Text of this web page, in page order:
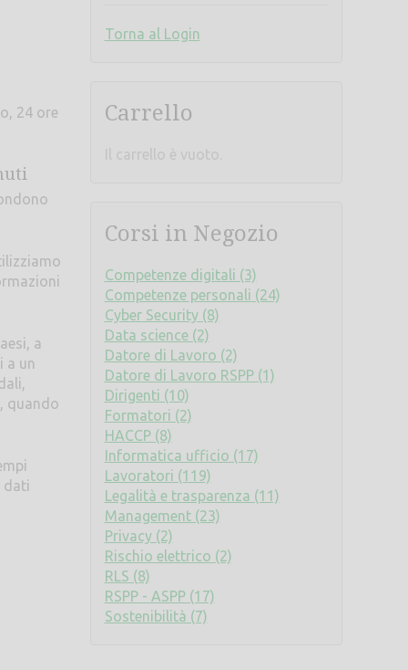
24 ore
a
a un
quando
dati
Torna al Login
Carrello
Il carrello è vuoto.
Corsi in Negozio
Competenze digitali (3)
Competenze personali (24)
Cyber Security (8)
Data science (2)
Datore di Lavoro (2)
Datore di Lavoro RSPP (1)
Dirigenti (10)
Formatori (2)
HACCP (8)
Informatica ufficio (17)
Lavoratori (119)
Legalità e trasparenza (11)
Management (23)
Privacy (2)
Rischio elettrico (2)
RLS (8)
RSPP - ASPP (17)
Sostenibilità (7)